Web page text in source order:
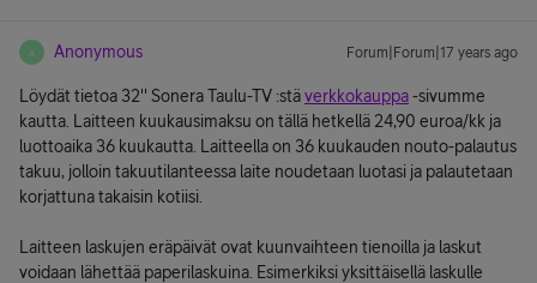
A Anonymous Forum|Forum|17 years ago
Löydät tietoa 32'' Sonera Taulu-TV :stäverkkokauppa-sivumme
kautta. Laitteen kuukausimaksu on tällä hetkellä 24,90 euroa/kk ja
luottoaika 36 kuukautta. Laitteella on 36 kuukauden nouto-palautus
takuu, jolloin takuutilanteessa laite noudetaan luotasi ja palautetaan
korjattuna takaisin kotiisi.
Laitteen laskujen eräpäivät ovat kuunvaihteen tienoilla ja laskut
voidaan lähettää paperilaskuina. Esimerkiksi yksittäisellä laskulle